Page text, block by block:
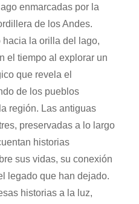
enmarcadas por la
de los Andes.
hacia la orilla del lago,
el tiempo al explorar un
que revela el
de los pueblos
región. Las antiguas
preservadas a lo largo
historias
sus vidas, su conexión
legado que han dejado.
historias a la luz,